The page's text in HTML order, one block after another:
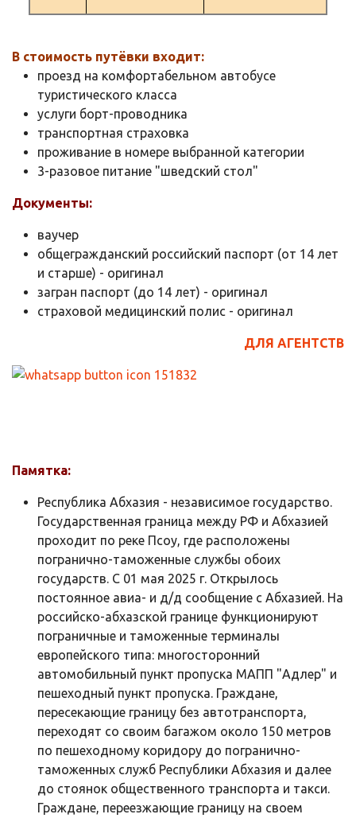
В стоимость путёвки входит:
проезд на комфортабельном автобусе
туристического класса
услуги борт-проводника
транспортная страховка
проживание в номере выбранной категории
3-разовое питание "шведский стол"
Документы:
ваучер
общегражданский российский паспорт (от 14 лет
и старше) - оригинал
загран паспорт (до 14 лет) - оригинал
страховой медицинский полис - оригинал
ДЛЯ АГЕНТСТВ
Памятка:
Республика Абхазия - независимое государство.
Государственная граница между РФ и Абхазией
проходит по реке Псоу, где расположены
погранично-таможенные службы обоих
государств. C 01 мая 2025 г. Открылось
постоянное авиа- и д/д сообщение с Абхазией. На
российско-абхазской границе функционируют
пограничные и таможенные терминалы
европейского типа: многосторонний
автомобильный пункт пропуска МАПП "Адлер" и
пешеходный пункт пропуска. Граждане,
пересекающие границу без автотранспорта,
переходят со своим багажом около 150 метров
по пешеходному коридору до погранично-
таможенных служб Республики Абхазия и далее
до стоянок общественного транспорта и такси.
Граждане, переезжающие границу на своем